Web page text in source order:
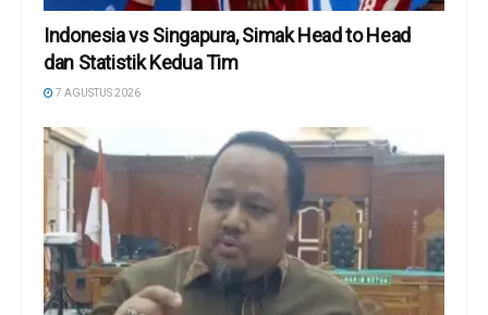
Indonesia vs Singapura, Simak Head to Head
dan Statistik Kedua Tim
7 AGUSTUS 2026